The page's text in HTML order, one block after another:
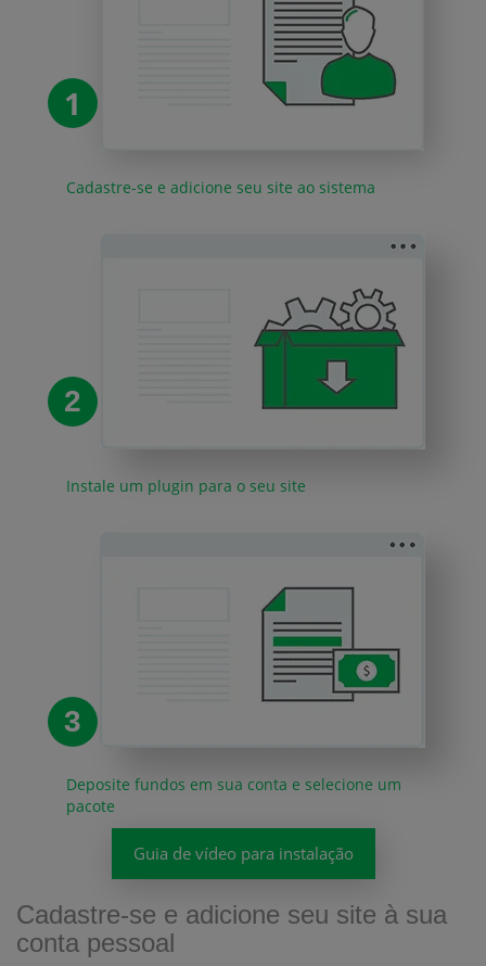
1
Cadastre-se e adicione seu site ao sistema
2
Instale um plugin para o seu site
3
Deposite fundos em sua conta e selecione um
pacote
Guia de vídeo para instalação
Cadastre-se e adicione seu site à sua
conta pessoal